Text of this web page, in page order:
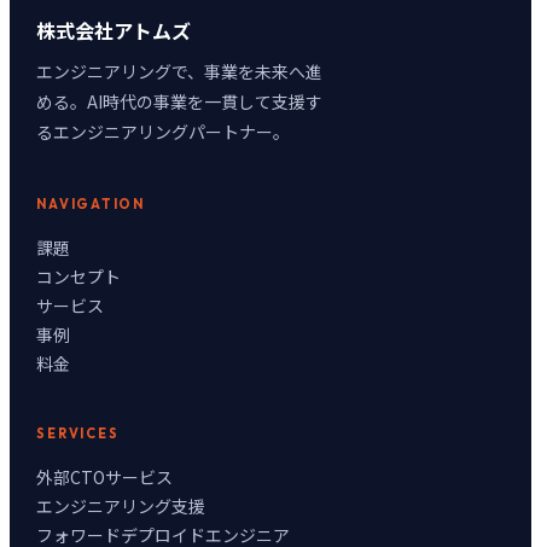
株式会社アトムズ
エンジニアリングで、事業を未来へ進
める。AI時代の事業を一貫して支援す
るエンジニアリングパートナー。
NAVIGATION
課題
コンセプト
サービス
事例
料金
SERVICES
外部CTOサービス
エンジニアリング支援
フォワードデプロイドエンジニア